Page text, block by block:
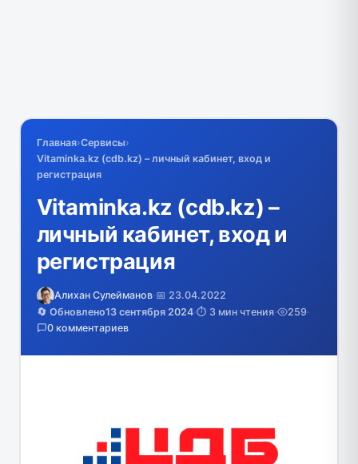
Главная›Сервисы›
Vitaminka.kz (cdb.kz) – личный кабинет, вход и
регистрация
Vitaminka.kz (cdb.kz) –
личный кабинет, вход и
регистрация
Алихан Сулейманов·📅 23.04.2022
🔄 Обновлено13 сентября 2024·⏱️ 3 мин чтения· 259·
0 комментариев